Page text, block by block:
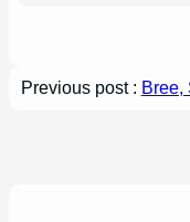
Previous post : Bree,